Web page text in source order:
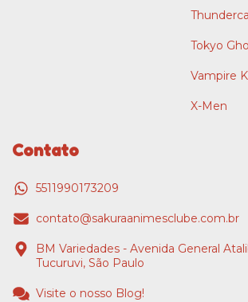
Tokyo
Vampire
X-Men
Contato
5511990173209
contato@sakuraanimesclube.com.br
BM Variedades - Avenida General
Tucuruvi, São Paulo
Visite o nosso Blog!